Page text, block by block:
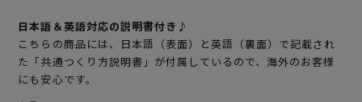
日本語＆英語対応の説明書付き♪
こちらの商品には、日本語（表面）と英語（裏面）で記載され
た「共通つくり方説明書」が付属しているので、海外のお客様
にも安心です。